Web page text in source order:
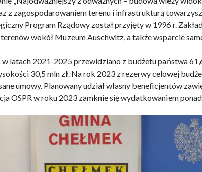
z zagospodarowaniem terenu i infrastrukturą
Program Rządowy został przyjęty w 1996 r.
wokół Muzeum Auschwitz, a także wsparcie
w latach 2021-2025 przewidziano z budżetu państwa
30,5 mln zł. Na rok 2023 z rezerwy celowej
umowy. Planowany udział własny beneficjentów
OSPR w roku 2023 zamknie się wydatkowaniem ponad